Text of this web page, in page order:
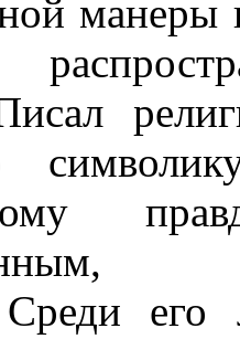
манеры
Среди